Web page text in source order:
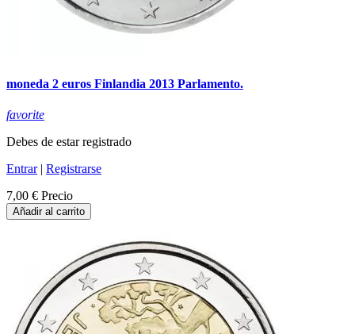
moneda 2 euros Finlandia 2013 Parlamento.
favorite
Debes de estar registrado
Entrar| Registrarse
7,00 € Precio
Añadir al carrito